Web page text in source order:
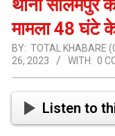
थाना
मामला 48 घंटे
BY: TOTAL KHABARE
26, 2023
WITH: 0
Listen to